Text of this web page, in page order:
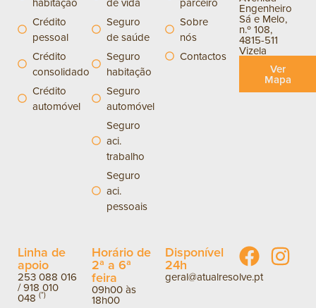
Crédito
pessoal
Crédito
consolidado
Crédito
automóvel
Seguro
de saúde
Seguro
habitação
Seguro
automóvel
Seguro
aci.
trabalho
Seguro
aci.
pessoais
Sobre
nós
Contactos
Engenheiro
Sá e Melo,
n.º 108,
4815-511
Vizela
Ver
Mapa
Linha de
apoio
253 088 016
/918 010
048 (*)
Horário de
2ª a 6ª
feira
09h00 às
18h00
Disponível
24h
geral@atualresolve.pt